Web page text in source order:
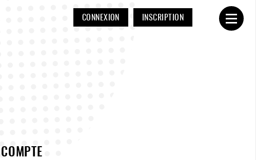
CONNEXION INSCRIPTION
Ouvrir